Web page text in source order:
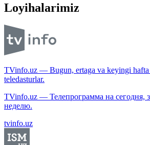
Loyihalarimiz
TVinfo.uz — Bugun, ertaga va keyingi hafta
teledasturlar.
TVinfo.uz — Телепрограмма на сегодня,
неделю.
tvinfo.uz